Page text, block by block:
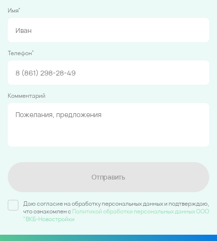
Имя*
Телефон*
Комментарий
Отправить
Даю согласие на обработку персональных данных и подтверждаю,
что ознакомлен c Политикой обработки персональных данных ООО
"ВКБ-Новостройки